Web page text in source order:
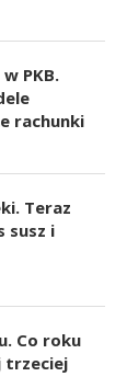
PKB.
rachunki
Teraz
susz i
Co roku
trzeciej